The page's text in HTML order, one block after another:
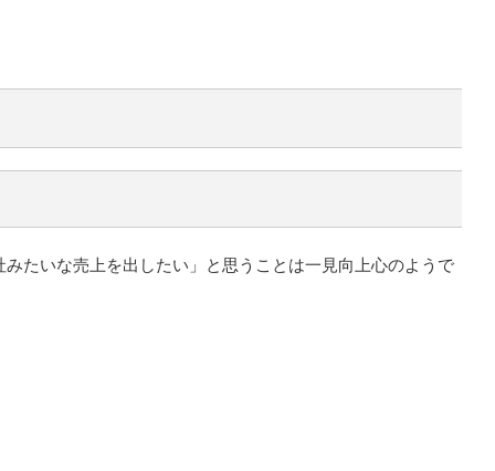
たいな売上を出したい」と思うことは一見向上心のようで